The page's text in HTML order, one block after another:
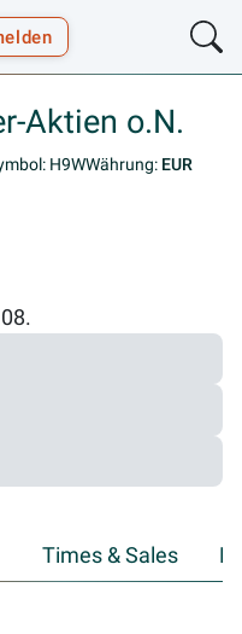
Aktien o.N.
H9WWährung: EUR
Times & Sales